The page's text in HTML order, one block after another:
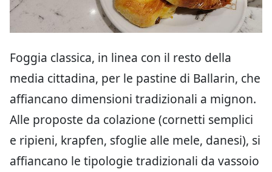
Foggia classica, in linea con il resto della
media cittadina, per le pastine di Ballarin, che
affiancano dimensioni tradizionali a mignon.
Alle proposte da colazione (cornetti semplici
e ripieni, krapfen, sfoglie alle mele, danesi), si
affiancano le tipologie tradizionali da vassoio